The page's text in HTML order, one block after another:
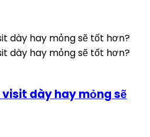
dày hay mỏng sẽ